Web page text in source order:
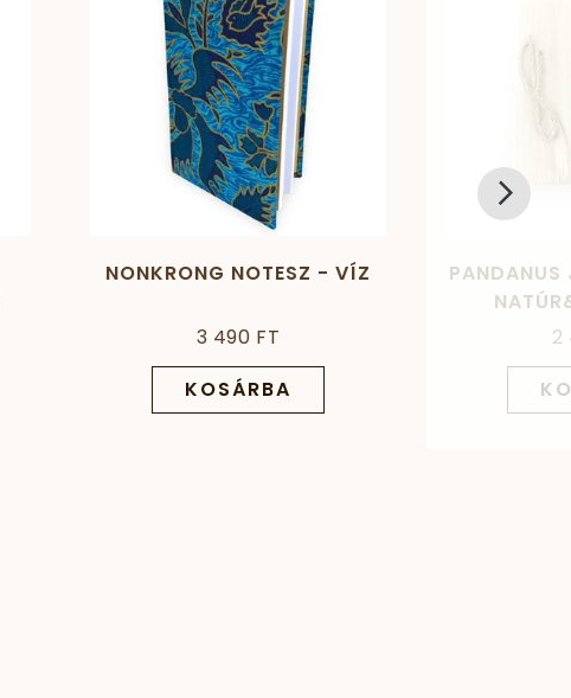
NONKRONG NOTESZ - VÍZ
3 490 FT
KOSÁRBA
PANDANUS
2